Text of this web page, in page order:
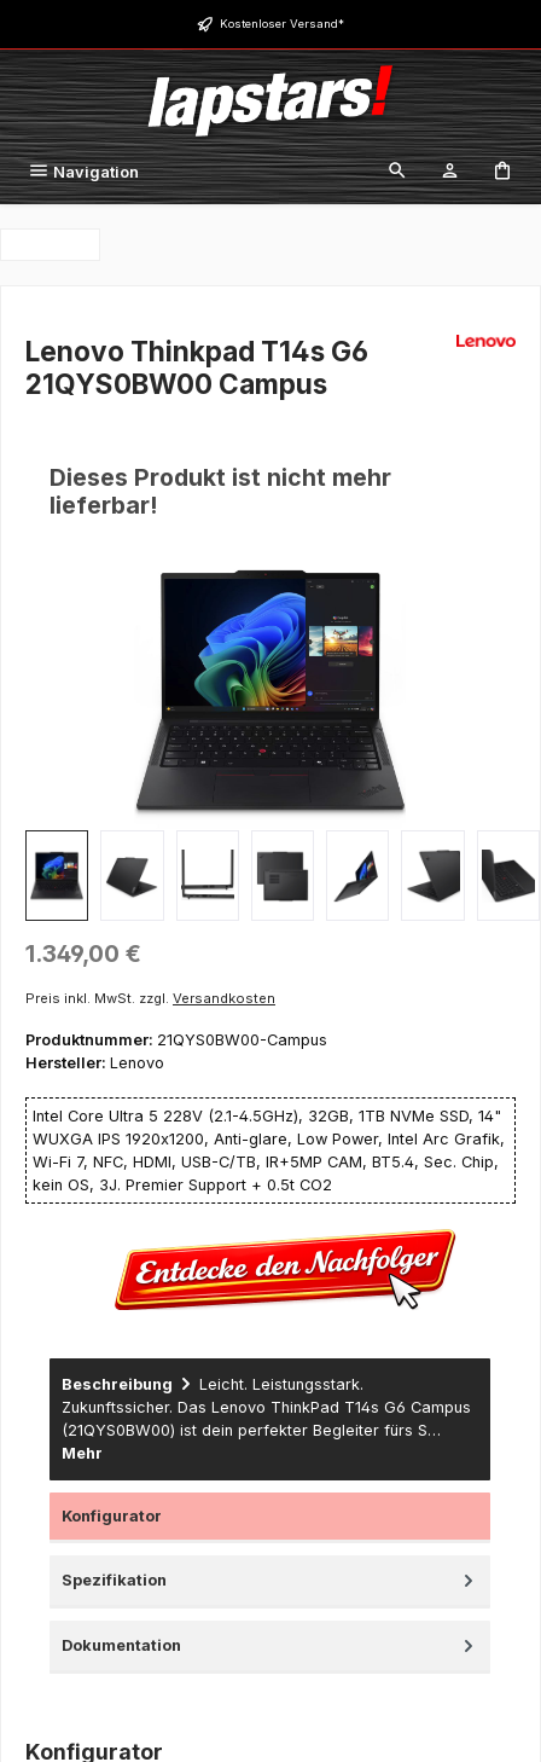
Zum Hauptinhalt springen Kostenloser Versand*
Navigation
Lenovo Thinkpad T14s G6
21QYS0BW00 Campus
Dieses Produkt ist nicht mehr
lieferbar!
Bildergalerie überspringen
Regulärer Preis:
1.349,00 €
Preis inkl. MwSt. zzgl. Versandkosten
Produktnummer: 21QYS0BW00-Campus
Hersteller: Lenovo
Intel Core Ultra 5 228V (2.1-4.5GHz), 32GB, 1TB NVMe SSD, 14"
WUXGA IPS 1920x1200, Anti-glare, Low Power, Intel Arc Grafik,
Wi-Fi 7, NFC, HDMI, USB-C/TB, IR+5MP CAM, BT5.4, Sec. Chip,
kein OS, 3J. Premier Support + 0.5t CO2
Beschreibung
Leicht. Leistungsstark.
Zukunftssicher. Das Lenovo ThinkPad T14s G6 Campus
(21QYS0BW00) ist dein perfekter Begleiter fürs S…
Mehr
Konfigurator
Spezifikation
Dokumentation
Konfigurator